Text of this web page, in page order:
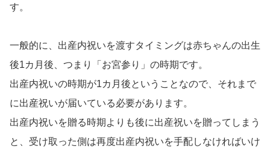
す。
一般的に、出産内祝いを渡すタイミングは赤ちゃんの出生
後1カ月後、つまり「お宮参り」の時期です。
出産内祝いの時期が1カ月後ということなので、それまで
に出産祝いが届いている必要があります。
出産内祝いを贈る時期よりも後に出産祝いを贈ってしまう
と、受け取った側は再度出産内祝いを手配しなければいけ